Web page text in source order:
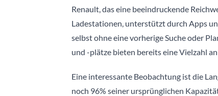
Renault, das eine beeindruckende
Ladestationen, unterstützt durch Apps
selbst ohne eine vorherige Suche oder
und -plätze bieten bereits eine Vielzahl
Eine interessante Beobachtung ist die
noch 96% seiner ursprünglichen